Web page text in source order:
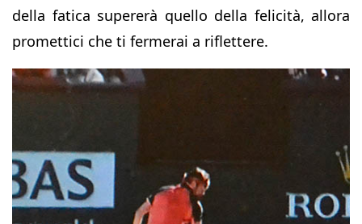
della fatica supererà quello della felicità, allora
promettici che ti fermerai a riflettere.